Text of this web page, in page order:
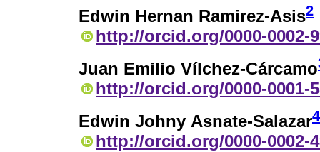
Edwin Hernan Ramirez-Asis2
http://orcid.org/0000-0002-
Juan Emilio Vílchez-Cárcamo
http://orcid.org/0000-0001-
Edwin Johny Asnate-Salazar4
http://orcid.org/0000-0002-